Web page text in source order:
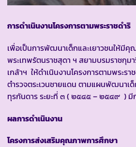
การดำเนินงานโครงการตามพระราชดำริ
เพื่อเป็นการพัฒนาเด็กและเยาวชนให้มี
พระเทพรัตนราชสุดา ฯ สยามบรมราชกุม
เกล้าฯ ให้ดำเนินงานโครงการตามพระร
ตำรวจตระเวนชายแดน ตามแผนพัฒนาเด็
ทุรกันดาร ระยะที่ ๓ ( ๒๕๔๕ – ๒๕๔๙ ) มี
ผลการดำเนินงาน
โครงการส่งเสริมคุณภาพการศึกษา